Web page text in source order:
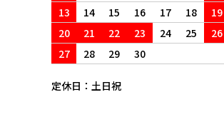
13
14 15 16 17 18
19
20
21 22 23 24 25
26
27
28 29 30
定休日：土日祝